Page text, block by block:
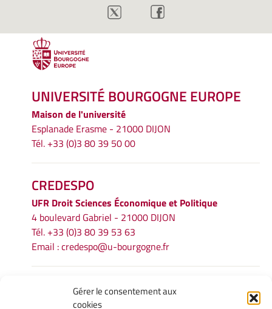
Gérer le consentement aux
cookies
UNIVERSITÉ BOURGOGNE EUROPE
Maison de l'université
Esplanade Erasme - 21000 DIJON
Tél. +33 (0)3 80 39 50 00
CREDESPO
UFR Droit Sciences Économique et Politique
4 boulevard Gabriel - 21000 DIJON
Tél. +33 (0)3 80 39 53 63
Email :credespo@u-bourgogne.fr
INFORMATIONS LÉGALES
Mentions légales